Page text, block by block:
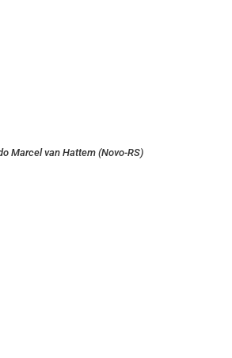
Marcel van Hattem (Novo-RS)